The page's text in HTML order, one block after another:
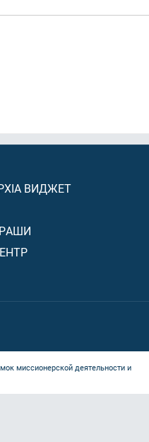
ВИДЖЕТ
миссионерской деятельности и